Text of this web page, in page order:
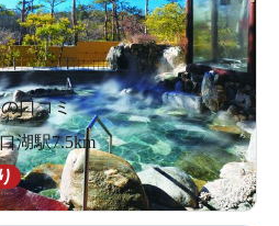
口コミ
湖駅7.5km